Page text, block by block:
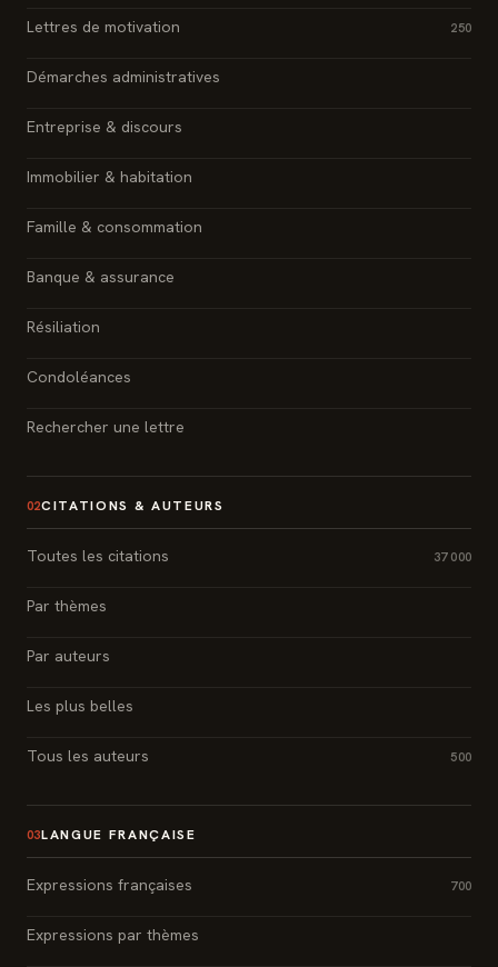
Lettres de motivation 250
Démarches administratives
Entreprise & discours
Immobilier & habitation
Famille & consommation
Banque & assurance
Résiliation
Condoléances
Rechercher une lettre
02CITATIONS & AUTEURS
Toutes les citations 37 000
Par thèmes
Par auteurs
Les plus belles
Tous les auteurs 500
03LANGUE FRANÇAISE
Expressions françaises 700
Expressions par thèmes